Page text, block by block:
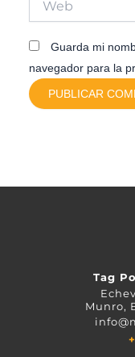
Guarda mi
navegador para la
Tag
Munro,